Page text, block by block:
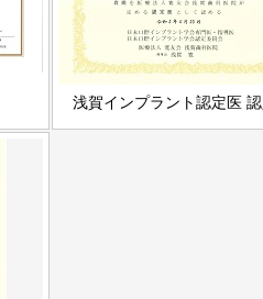
浅賀インプラント認定医